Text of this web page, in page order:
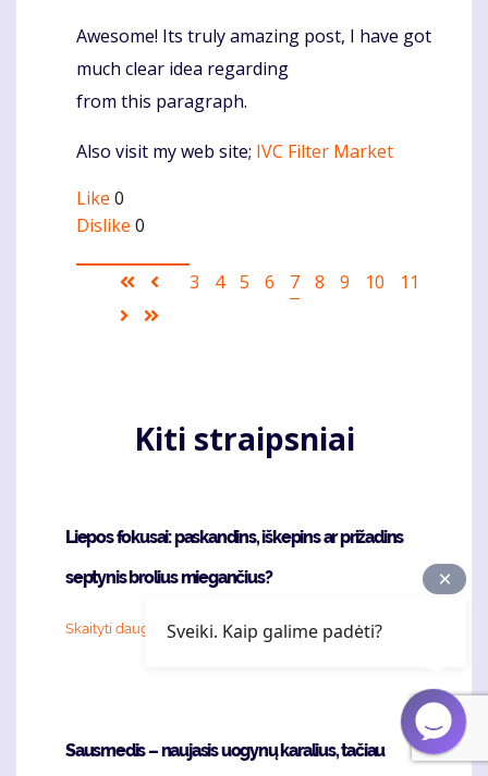
Komentaras
Awesome! Its truly amazing post, I have got
much clear idea regarding
from this paragraph.
Also visit my web site; IVC Filter Market
Like 0
Dislike 0
Pagination
First
page
Ankstesnis
Puslapis
3 Puslapis
4 Puslapis
5 Puslapis
6
Current
7 Puslapis
8 Puslapis
9 Puslapis
10 Puslapis
11
Sekantis
Kiti straipsniai
Liepos fokusai: paskandins, iškepins ar prižadins
septynis brolius miegančius?
Skaityti daugiau
Sausmedis – naujasis uogynų karalius, tačiau
Sveiki. Kaip galime padėti?